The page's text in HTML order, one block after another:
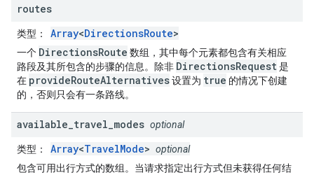
routes
类型 ： Array<DirectionsRoute>
一个 DirectionsRoute 数组，其中每个元素都包含有关相应
路段及其所包含的步骤的信息。除非 DirectionsRequest是
在 provideRouteAlternatives设置为 true 的情况下创建
的，否则只会有一条路线。
available travel modes optional
类型 ： Array<TravelMode> optional
包含可用出行方式的数组。当请求指定出行方式但未获得任何结